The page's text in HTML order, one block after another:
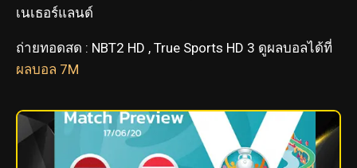
เนเธอร์แลนด์
ถ่ายทอดสด : NBT2 HD , True Sports HD 3 ดูผลบอลได้ที่
ผลบอล 7M